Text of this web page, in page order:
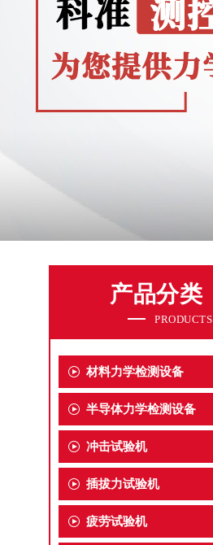
产品分类
PRODUCTS
材料力学检测设备
半导体力学检测设备
冲击试验机
插拔力试验机
疲劳试验机